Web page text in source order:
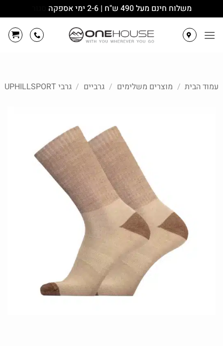
משלוח חינם מעל 490 ש"ח | 2-6 ימי אספקה
עמוד הבית / מוצרים משלימים / גרביים / גרבי UPHILLSPORT